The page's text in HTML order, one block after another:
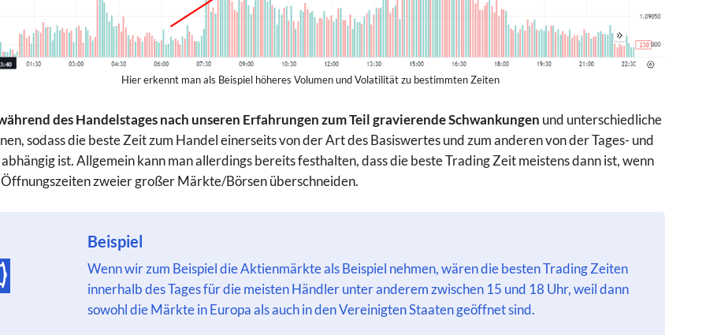
Hier erkennt man als Beispiel höheres Volumen und Volatilität zu bestimmten Zeiten
des Handelstages nach unseren Erfahrungen zum Teil gravierende Schwankungen und unterschiedliche
sodass die beste Zeit zum Handel einerseits von der Art des Basiswertes und zum anderen von der Tages- und
ist. Allgemein kann man allerdings bereits festhalten, dass die beste Trading Zeit meistens dann ist, wenn
Öffnungszeiten zweier großer Märkte/Börsen überschneiden.
Beispiel
Wenn wir zum Beispiel die Aktienmärkte als Beispiel nehmen, wären die besten Trading Zeiten
innerhalb des Tages für die meisten Händler unter anderem zwischen 15 und 18 Uhr, weil dann
sowohl die Märkte in Europa als auch in den Vereinigten Staaten geöffnet sind.